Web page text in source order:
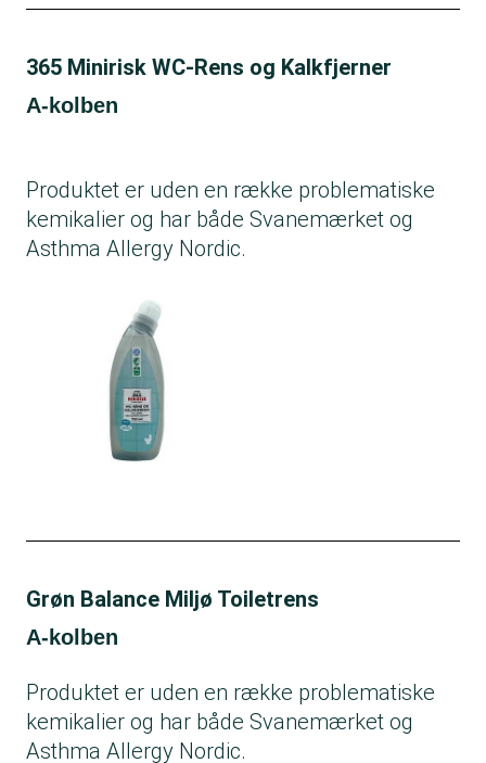
365 Minirisk WC-Rens og Kalkfjerner
A-kolben
Produktet er uden en række problematiske
kemikalier og har både Svanemærket og
Asthma Allergy Nordic.
Grøn Balance Miljø Toiletrens
A-kolben
Produktet er uden en række problematiske
kemikalier og har både Svanemærket og
Asthma Allergy Nordic.